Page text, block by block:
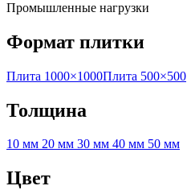
Промышленные нагрузки
Формат плитки
Плита 1000×1000Плита 500×500
Толщина
10 мм 20 мм 30 мм 40 мм 50 мм
Цвет